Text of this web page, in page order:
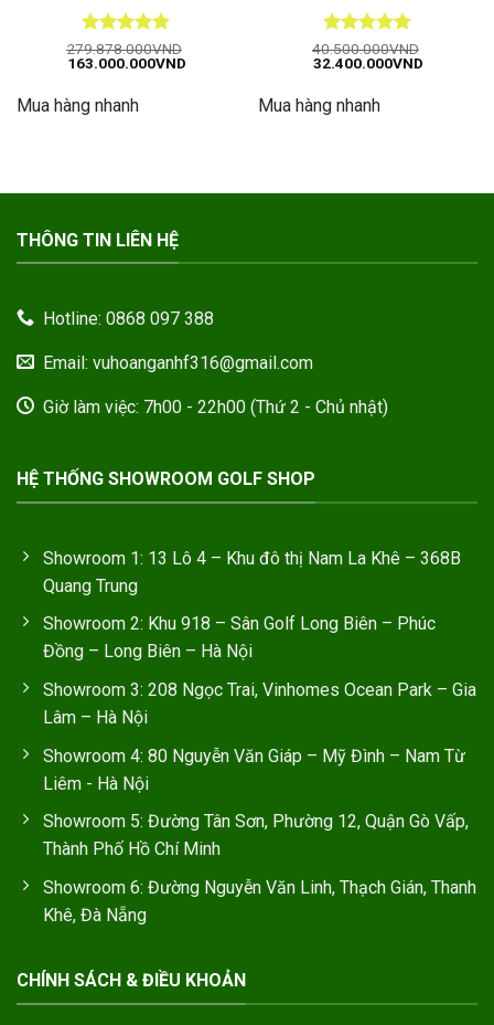
Được xếp
hạng55
279.878.000VND
Giá
279.878.000VND.
163.000.000VNDGiá
Mua hàng nhanh
Được xếp
hạng55
40.500.000VND
Giá
40.500.000VND.
32.400.000VNDGiá
Mua hàng nhanh
THÔNG TIN LIÊN HỆ
Hotline: 0868 097 388
Email: vuhoanganhf316@gmail.com
Giờ làm việc: 7h00 - 22h00 (Thứ 2 - Chủ nhật)
HỆ THỐNG SHOWROOM GOLF SHOP
Showroom 1: 13 Lô 4 – Khu đô thị Nam La Khê – 368B
Quang Trung
Showroom 2: Khu 918 – Sân Golf Long Biên – Phúc
Đồng – Long Biên – Hà Nội
Showroom 3: 208 Ngọc Trai, Vinhomes Ocean Park – Gia
Lâm – Hà Nội
Showroom 4: 80 Nguyễn Văn Giáp – Mỹ Đình – Nam Từ
Liêm - Hà Nội
Showroom 5: Đường Tân Sơn, Phường 12, Quận Gò Vấp,
Thành Phố Hồ Chí Minh
Showroom 6: Đường Nguyễn Văn Linh, Thạch Gián, Thanh
Khê, Đà Nẵng
CHÍNH SÁCH & ĐIỀU KHOẢN